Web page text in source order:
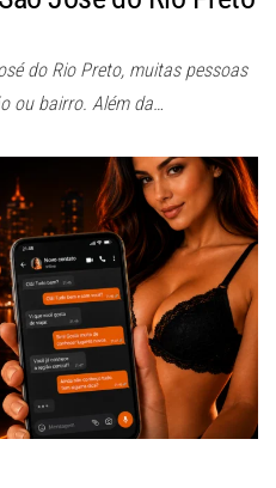
do Rio Preto, muitas pessoas
ou bairro. Além da…